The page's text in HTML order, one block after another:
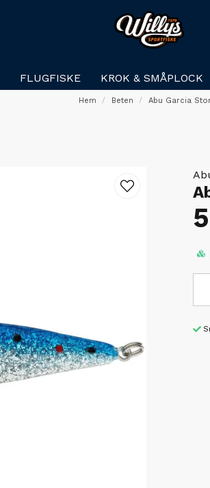
FLUGFISKE KROK & SMÅPLOCK
Hem Beten Abu Garcia